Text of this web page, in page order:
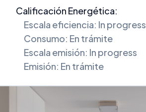
Calificación Energética:
Escala eficiencia: In progress
Consumo: En trámite
Escala emisión: In progress
Emisión: En trámite